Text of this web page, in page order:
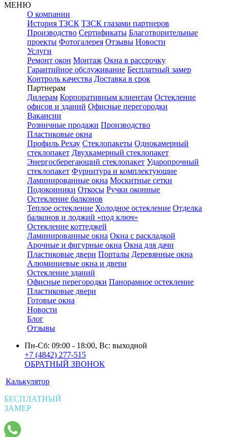
МЕНЮ
О компании
История ТЗСК ТЗСК глазами партнеров
Производство Сертификаты Благотворительные
проекты Фотогалерея Отзывы Новости
Услуги
Ремонт окон Монтаж Окна в рассрочку
Гарантийное обслуживание Бесплатный замер
Контроль качества Доставка в срок
Партнерам
Дилерам Корпоративным клиентам Остекление
офисов и зданий Офисные перегородки
Вакансии
Розничные продажи Производство
Пластиковые окна
Профиль Рехау Стеклопакеты Однокамерный
стеклопакет Двухкамерный стеклопакет
Энергосберегающий стеклопакет Ударопрочный
стеклопакет Фурнитура и комплектующие
Ламинированные окна Москитные сетки
Подоконники Откосы Ручки оконные
Остекление балконов
Теплое остекление Холодное остекление Отделка
балконов и лоджий «под ключ»
Остекление коттеджей
Ламинированные окна Окна с раскладкой
Арочные и фигурные окна Окна для дачи
Пластиковые двери Порталы Деревянные окна
Алюминиевые окна и двери
Остекление зданий
Офисные перегородки Панорамное остекление
Пластиковые двери
Готовые окна
Новости
Блог
Отзывы
Пн-Сб: 09:00 - 18:00, Вс: выходной
+7 (4842) 277-515
ОБРАТНЫЙ ЗВОНОК
Калькулятор
БЕСПЛАТНЫЙ
ЗАМЕР